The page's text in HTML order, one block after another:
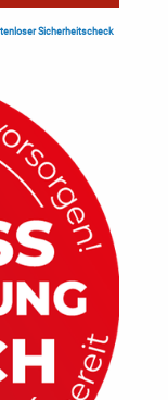
Sicherheitscheck